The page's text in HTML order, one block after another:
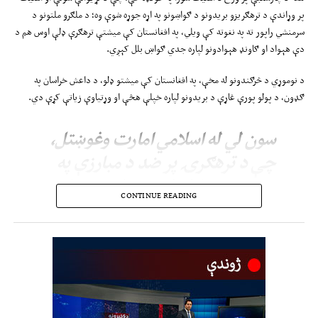
پر وړاندې د ترهګریزو بریدونو د ګواښونو په اړه جوړه شوې وه؛ د ملګرو ملتونو د
سرمنشي راپور ته په نغوته کې ویلي، په افغانستان کې میشتې ترهګرې ډلې اوس هم د
دې هېواد او ګاونډ هېوادونو لپاره جدي ګواښ بلل کېږي.
د نوموړي د څرګندونو له مخې، په افغانستان کې میشتو ډلو، د داعش خراسان په
ګډون، د پولو پورې غاړې د بریدونو لپاره خپلې هڅې او وړتیاوې زیاتې کړې دي.
سون لي له اسلامي امارت وغوښتل،
برخه کې پخپلو ژمنو عمل وکړي او
په افغانستان کې د ټولو میشتو
ترهګرو ډلو، د هغو کسانو او بنسټونو
پر ګډون، چې د امنیت شورا د
دولس‌سوه اووه‌شپېتم پرېکړه‌لیک د
بندیزونو په نوملړ کې شامل دي، پر
CONTINUE READING